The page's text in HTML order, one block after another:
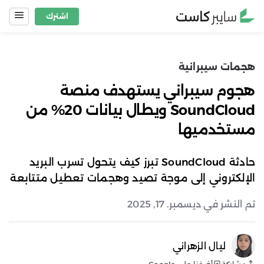
Skip
اشترك
هجمات سيبرانية
هجوم سيبراني يستهدف منصة
SoundCloud ويطال بيانات 20% من
مستخدميها
حادثة SoundCloud تبرز كيف يتحول تسرب البريد
الإلكتروني إلى موجة تصيد وهجمات تعطيل متتابعة
تم النشر في ديسمبر. 17, 2025
ليال الزهراني